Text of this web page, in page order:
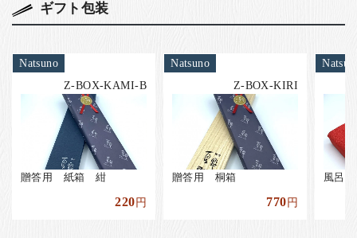
ギフト包装
Natsuno
Z-BOX-KAMI-B
贈答用 紙箱 紺
220円
Natsuno
Z-BOX-KIRI
贈答用 桐箱
770円
風呂